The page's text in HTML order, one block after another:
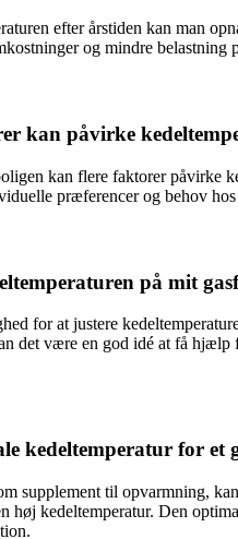
efter årstiden kan man
og mindre
kan påvirke
kan flere faktorer påvirke
præferencer og behov
på mit
for at justere
det være en god idé at få hjælp
kedeltemperatur for et
supplement til opvarmning,
høj kedeltemperatur. Den